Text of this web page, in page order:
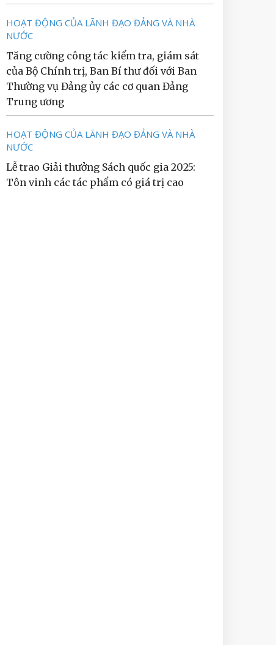
HOẠT ĐỘNG CỦA LÃNH ĐẠO ĐẢNG VÀ NHÀ
NƯỚC
Tăng cường công tác kiểm tra, giám sát
của Bộ Chính trị, Ban Bí thư đối với Ban
Thường vụ Đảng ủy các cơ quan Đảng
Trung ương
HOẠT ĐỘNG CỦA LÃNH ĐẠO ĐẢNG VÀ NHÀ
NƯỚC
Lễ trao Giải thưởng Sách quốc gia 2025:
Tôn vinh các tác phẩm có giá trị cao